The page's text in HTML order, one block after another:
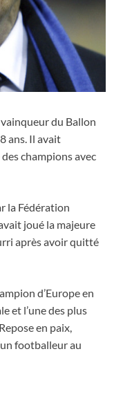
vainqueur du Ballon
ans. Il avait
champions avec
la Fédération
joué la majeure
après avoir quitté
d’Europe en
et l’une des plus
en paix,
footballeur au